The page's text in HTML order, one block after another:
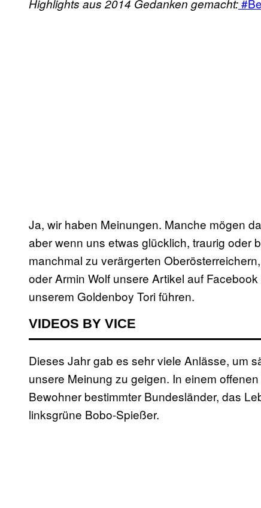
Highlights aus 2014 Gedanken gemacht:
Ja, wir haben Meinungen. Manche mögen
aber wenn uns etwas glücklich, traurig oder
manchmal zu verärgerten
oder Armin Wolf unsere Artikel auf
unserem Goldenboy Tori führen.
VIDEOS BY VICE
Dieses Jahr gab es sehr viele Anlässe, um
unsere Meinung zu geigen. In einem
Bewohner bestimmter Bundesländer, das
linksgrüne Bobo-Spießer.